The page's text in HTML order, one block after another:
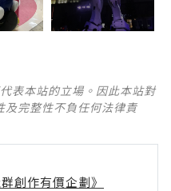
表本站的立場。因此本站對
及完整性不負任何法律責
創作有價企劃》